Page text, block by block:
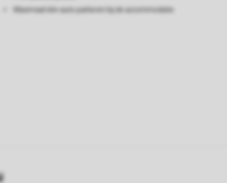
Maximaal één auto parkeren bij de accommodatie